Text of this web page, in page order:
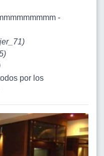
-
)
)
por los